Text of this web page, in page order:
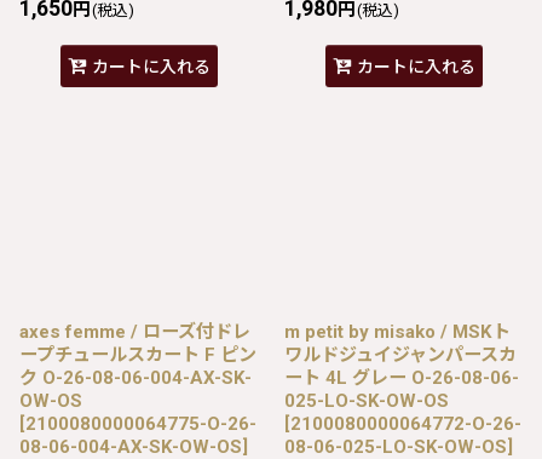
1,650円 (税込)
カートに入れる
1,980円 (税込)
カートに入れる
axes femme / ローズ付ドレ
ープチュールスカート F ピン
ク O-26-08-06-004-AX-SK-
OW-OS
[2100080000064775-O-26-
08-06-004-AX-SK-OW-OS]
m petit by misako / MSKト
ワルドジュイジャンパースカ
ート 4L グレー O-26-08-06-
025-LO-SK-OW-OS
[2100080000064772-O-26-
08-06-025-LO-SK-OW-OS]